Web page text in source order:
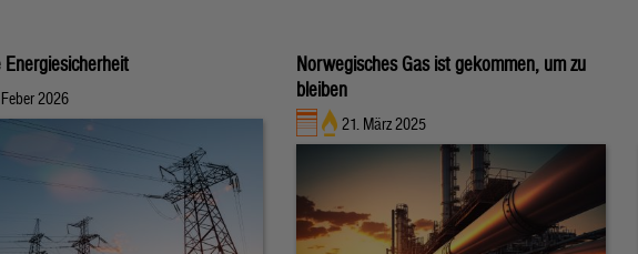
Energiesicherheit
2026
Norwegisches Gas ist gekommen, um zu
bleiben
21. März 2025